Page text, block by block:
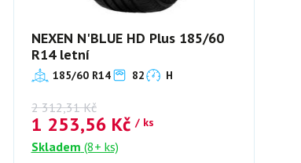
NEXEN N'BLUE HD Plus 185/60
R14 letní
185/60 R14 82 H
2 312,31 Kč
1 253,56 Kč / ks
Skladem (8+ ks)